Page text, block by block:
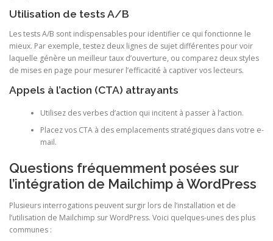
Utilisation de tests A/B
Les tests A/B sont indispensables pour identifier ce qui fonctionne le
mieux. Par exemple, testez deux lignes de sujet différentes pour voir
laquelle génère un meilleur taux d’ouverture, ou comparez deux styles
de mises en page pour mesurer l’efficacité à captiver vos lecteurs.
Appels à l’action (CTA) attrayants
Utilisez des verbes d’action qui incitent à passer à l’action.
Placez vos CTA à des emplacements stratégiques dans votre e-
mail.
Questions fréquemment posées sur
l’intégration de Mailchimp à WordPress
Plusieurs interrogations peuvent surgir lors de l’installation et de
l’utilisation de Mailchimp sur WordPress. Voici quelques-unes des plus
communes :